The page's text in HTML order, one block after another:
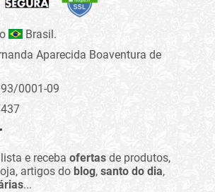
Brasil.
Aparecida Boaventura de
0001-09
e receba ofertas de produtos,
artigos do blog, santo do dia,
...